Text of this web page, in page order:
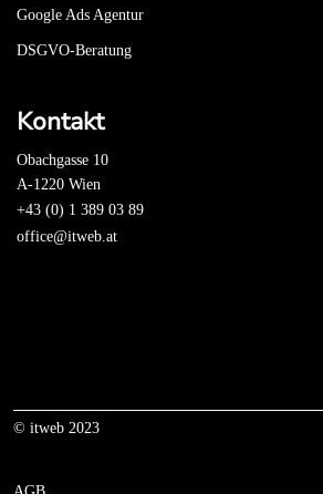
Google Ads Agentur
DSGVO-Beratung
Kontakt
Obachgasse 10
A-1220 Wien
+43 (0) 1 389 03 89
office@itweb.at
© itweb 2023